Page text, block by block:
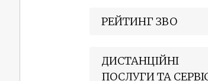
РЕЙТИНГ ЗВО
ДИСТАНЦІЙНІ
ПОСЛУГИ ТА